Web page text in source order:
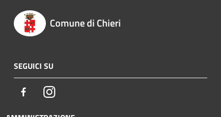
Comune di Chieri
SEGUICI SU
FacebookInstagram